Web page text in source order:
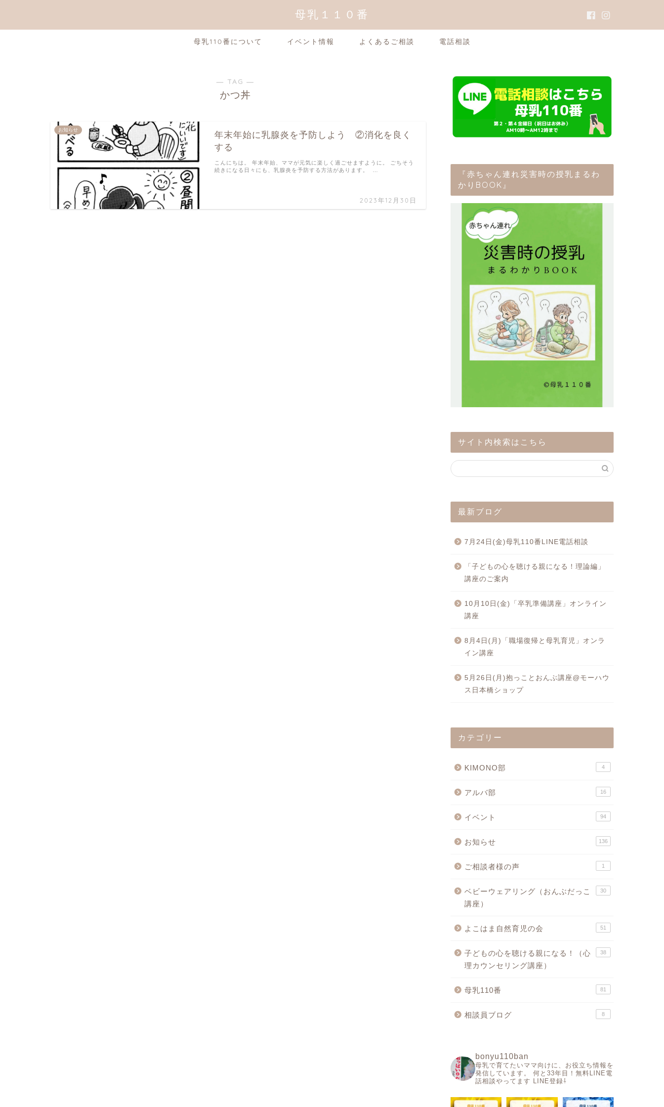
母乳１１０番
母乳110番について イベント情報 よくあるご相談 電話相談
― TAG ―
かつ丼
お知らせ
年末年始に乳腺炎を予防しよう ②消化を良く
する
2023年12月30日
こんにちは。 年末年始、ママが元気に楽しく過ごせますように。 ごちそう
続きになる日々にも、乳腺炎を予防する方法があります。 …
『赤ちゃん連れ災害時の授乳まるわ
かりBOOK』
サイト内検索はこちら
最新ブログ
7月24日(金)母乳110番LINE電話相談
「子どもの心を聴ける親になる！理論編」
講座のご案内
10月10日(金)「卒乳準備講座」オンライン
講座
8月4日(月)「職場復帰と母乳育児」オンラ
イン講座
5月26日(月)抱っことおんぶ講座@モーハウ
ス日本橋ショップ
カテゴリー
KIMONO部 4
アルバ部 16
イベント 94
お知らせ 136
ご相談者様の声 1
ベビーウェアリング（おんぶだっこ
講座）
30
よこはま自然育児の会 51
子どもの心を聴ける親になる！（心
理カウンセリング講座）
38
母乳110番 81
相談員ブログ 8
bonyu110ban
母乳で育てたいママ向けに、お役立ち情報を
発信しています。
何と33年目！無料LINE電
話相談やってます LINE登録⇩